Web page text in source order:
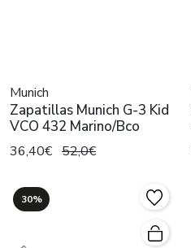
Munich
Zapatillas Munich G-3 Kid
VCO 432 Marino/Bco
36,40€ 52,0€
30%